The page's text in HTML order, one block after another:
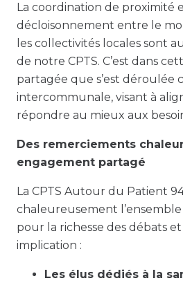
La coordination de proximité
décloisonnement entre le
les collectivités locales sont
de notre CPTS. C’est dans
partagée que s’est déroulée
intercommunale, visant à
répondre au mieux aux
Des remerciements
engagement partagé
La CPTS Autour du Patient
chaleureusement
pour la richesse des débats
implication :
Les élus dédiés à la